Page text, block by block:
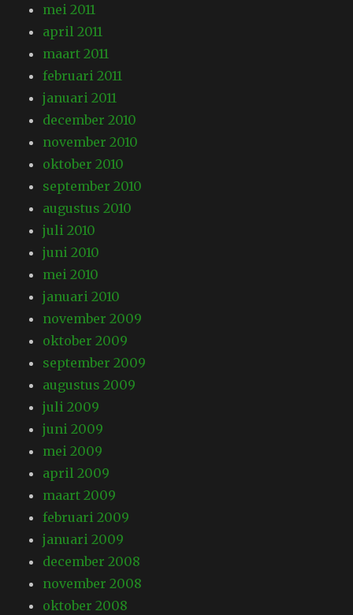
mei 2011
april 2011
maart 2011
februari 2011
januari 2011
december 2010
november 2010
oktober 2010
september 2010
augustus 2010
juli 2010
juni 2010
mei 2010
januari 2010
november 2009
oktober 2009
september 2009
augustus 2009
juli 2009
juni 2009
mei 2009
april 2009
maart 2009
februari 2009
januari 2009
december 2008
november 2008
oktober 2008